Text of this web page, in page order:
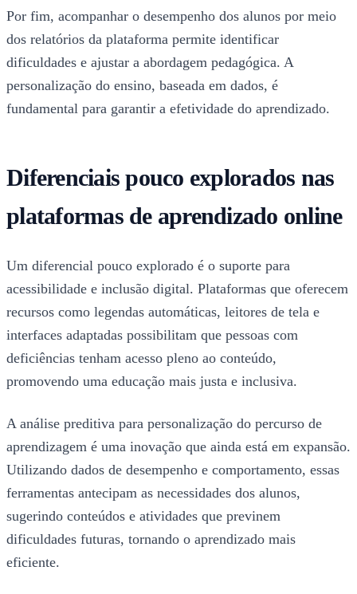
Por fim, acompanhar o desempenho dos alunos por meio
dos relatórios da plataforma permite identificar
dificuldades e ajustar a abordagem pedagógica. A
personalização do ensino, baseada em dados, é
fundamental para garantir a efetividade do aprendizado.
Diferenciais pouco explorados nas
plataformas de aprendizado online
Um diferencial pouco explorado é o suporte para
acessibilidade e inclusão digital. Plataformas que oferecem
recursos como legendas automáticas, leitores de tela e
interfaces adaptadas possibilitam que pessoas com
deficiências tenham acesso pleno ao conteúdo,
promovendo uma educação mais justa e inclusiva.
A análise preditiva para personalização do percurso de
aprendizagem é uma inovação que ainda está em expansão.
Utilizando dados de desempenho e comportamento, essas
ferramentas antecipam as necessidades dos alunos,
sugerindo conteúdos e atividades que previnem
dificuldades futuras, tornando o aprendizado mais
eficiente.